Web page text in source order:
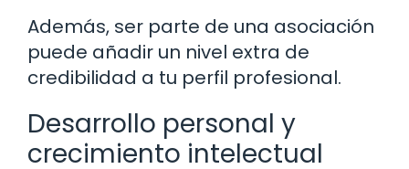
Además, ser parte de una asociación
puede añadir un nivel extra de
credibilidad a tu perfil profesional.
Desarrollo personal y
crecimiento intelectual